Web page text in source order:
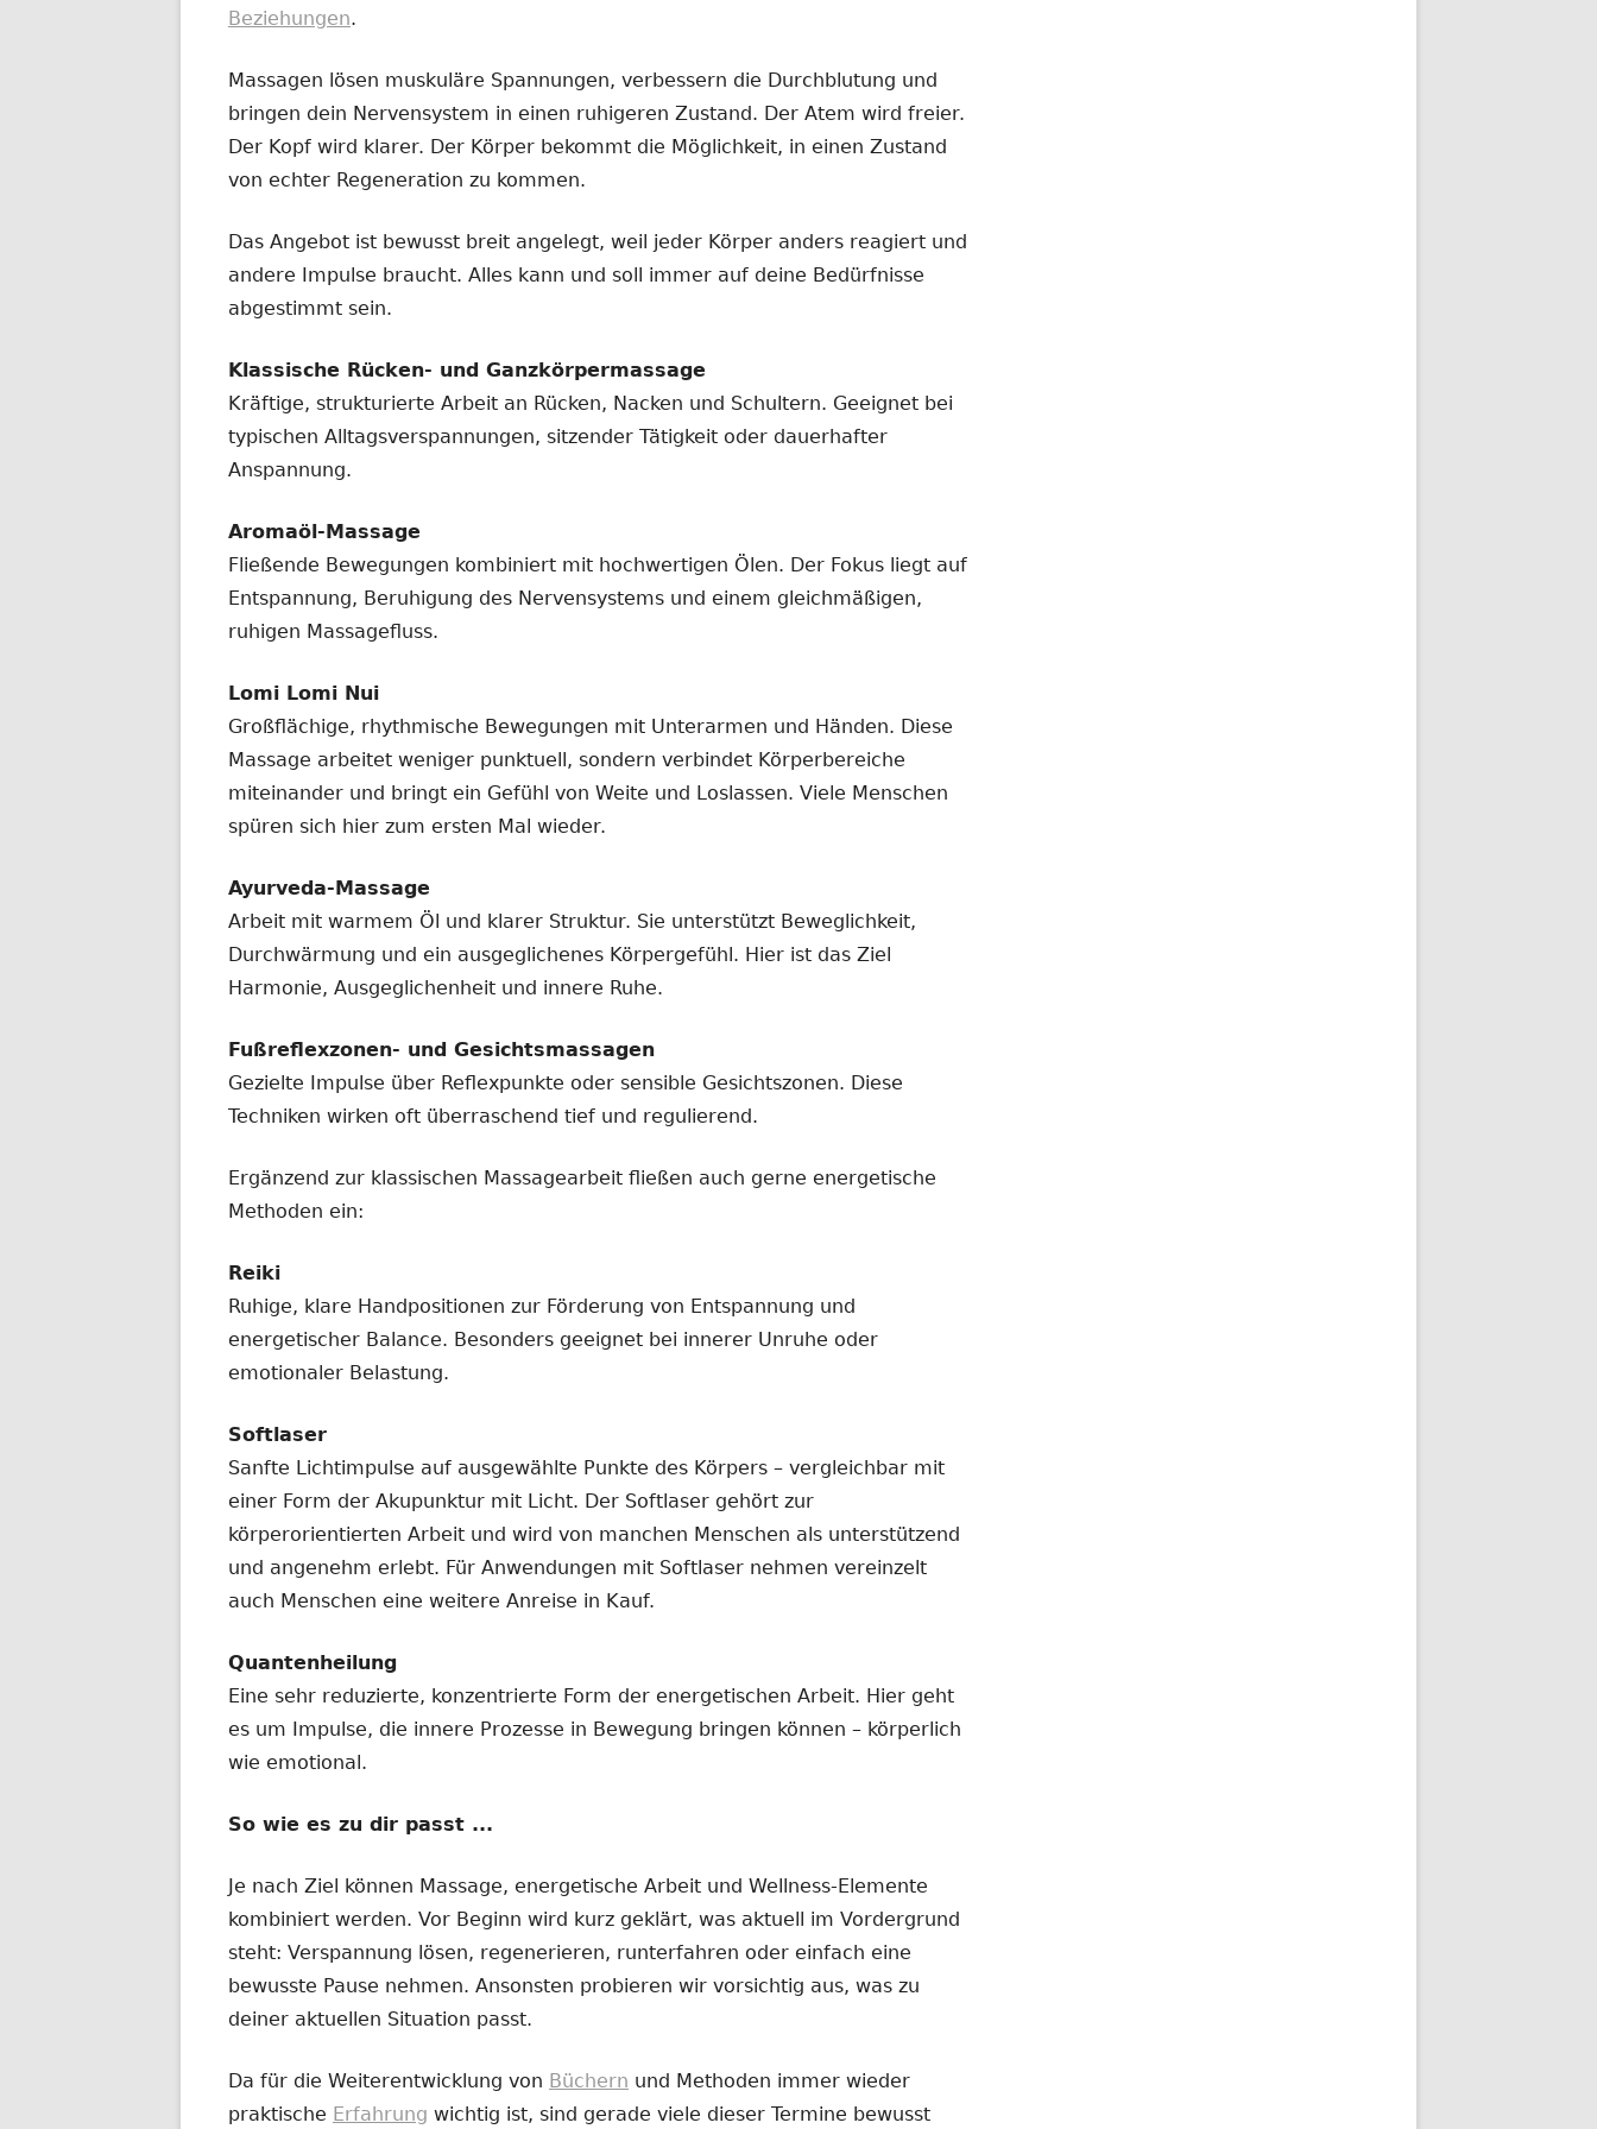
Beziehungen.
Massagen lösen muskuläre Spannungen, verbessern die Durchblutung und
bringen dein Nervensystem in einen ruhigeren Zustand. Der Atem wird freier.
Der Kopf wird klarer. Der Körper bekommt die Möglichkeit, in einen Zustand
von echter Regeneration zu kommen.
Das Angebot ist bewusst breit angelegt, weil jeder Körper anders reagiert und
andere Impulse braucht. Alles kann und soll immer auf deine Bedürfnisse
abgestimmt sein.
Klassische Rücken- und Ganzkörpermassage
Kräftige, strukturierte Arbeit an Rücken, Nacken und Schultern. Geeignet bei
typischen Alltagsverspannungen, sitzender Tätigkeit oder dauerhafter
Anspannung.
Aromaöl-Massage
Fließende Bewegungen kombiniert mit hochwertigen Ölen. Der Fokus liegt auf
Entspannung, Beruhigung des Nervensystems und einem gleichmäßigen,
ruhigen Massagefluss.
Lomi Lomi Nui
Großflächige, rhythmische Bewegungen mit Unterarmen und Händen. Diese
Massage arbeitet weniger punktuell, sondern verbindet Körperbereiche
miteinander und bringt ein Gefühl von Weite und Loslassen. Viele Menschen
spüren sich hier zum ersten Mal wieder.
Ayurveda-Massage
Arbeit mit warmem Öl und klarer Struktur. Sie unterstützt Beweglichkeit,
Durchwärmung und ein ausgeglichenes Körpergefühl. Hier ist das Ziel
Harmonie, Ausgeglichenheit und innere Ruhe.
Fußreflexzonen- und Gesichtsmassagen
Gezielte Impulse über Reflexpunkte oder sensible Gesichtszonen. Diese
Techniken wirken oft überraschend tief und regulierend.
Ergänzend zur klassischen Massagearbeit fließen auch gerne energetische
Methoden ein:
Reiki
Ruhige, klare Handpositionen zur Förderung von Entspannung und
energetischer Balance. Besonders geeignet bei innerer Unruhe oder
emotionaler Belastung.
Softlaser
Sanfte Lichtimpulse auf ausgewählte Punkte des Körpers – vergleichbar mit
einer Form der Akupunktur mit Licht. Der Softlaser gehört zur
körperorientierten Arbeit und wird von manchen Menschen als unterstützend
und angenehm erlebt. Für Anwendungen mit Softlaser nehmen vereinzelt
auch Menschen eine weitere Anreise in Kauf.
Quantenheilung
Eine sehr reduzierte, konzentrierte Form der energetischen Arbeit. Hier geht
es um Impulse, die innere Prozesse in Bewegung bringen können – körperlich
wie emotional.
So wie es zu dir passt ...
Je nach Ziel können Massage, energetische Arbeit und Wellness-Elemente
kombiniert werden. Vor Beginn wird kurz geklärt, was aktuell im Vordergrund
steht: Verspannung lösen, regenerieren, runterfahren oder einfach eine
bewusste Pause nehmen. Ansonsten probieren wir vorsichtig aus, was zu
deiner aktuellen Situation passt.
Da für die Weiterentwicklung von Büchern und Methoden immer wieder
praktische Erfahrung wichtig ist, sind gerade viele dieser Termine bewusst